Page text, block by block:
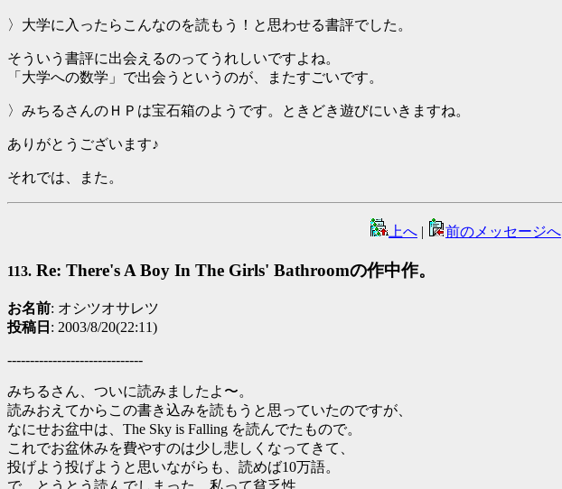
〉大学に入ったらこんなのを読もう！と思わせる書評でした。
そういう書評に出会えるのってうれしいですよね。
「大学への数学」で出会うというのが、またすごいです。
〉みちるさんのＨＰは宝石箱のようです。ときどき遊びにいきますね。
ありがとうございます♪
それでは、また。
上へ | 前のメッセージへ
113. Re: There's A Boy In The Girls' Bathroomの作中作。
お名前: オシツオサレツ
投稿日 : 2003/8/20(22:11)
------------------------------
みちるさん、ついに読みましたよ〜。
読みおえてからこの書き込みを読もうと思っていたのですが、
なにせお盆中は、The Sky is Falling を読んでたもので。
これでお盆休みを費やすのは少し悲しくなってきて、
投げよう投げようと思いながらも、読めば10万語。